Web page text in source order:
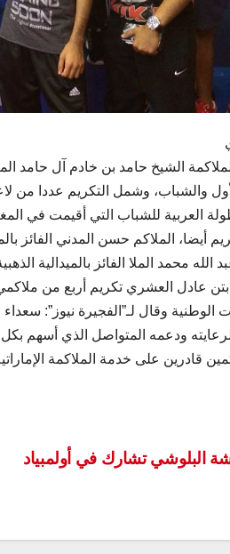
الشيخ حامد بن خادم آل حامد
والشباب، وشمل التكريم عددا من
العربية للشباب التي أقيمت في
أيضا، الملاكم حسن المدني الفائز
الله محمد الملا الفائز
عادل العشري تكريم أربع من
الوطنية وقال لـ”الفجيرة نيوز”:
ودعمه المتواصل الذي أسهم
قادرين على خدمة الملاكمة
البلوشي تشارك في أولمبياد